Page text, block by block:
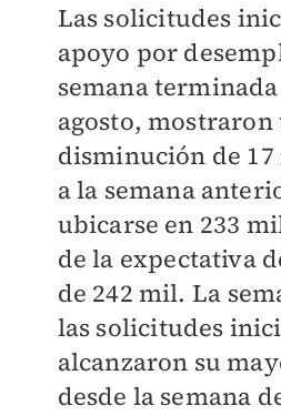
Las solicitudes
apoyo por
semana
agosto, mostraron
disminución de
a la semana
ubicarse en 233
de la expectativa
de 242 mil. La
las solicitudes
alcanzaron su
desde la semana